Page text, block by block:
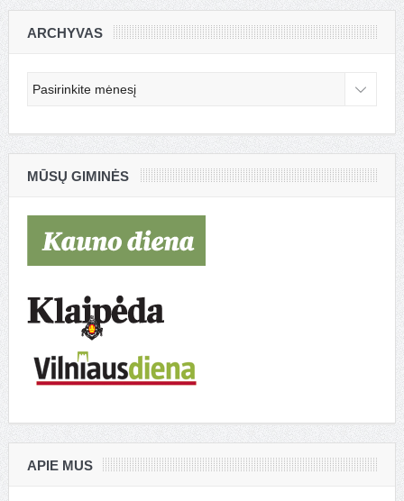
ARCHYVAS
MŪSŲ GIMINĖS
APIE MUS